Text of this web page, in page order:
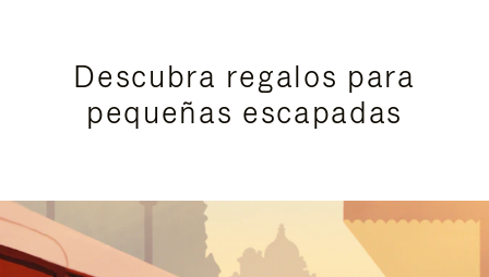
Descubra regalos para
pequeñas escapadas